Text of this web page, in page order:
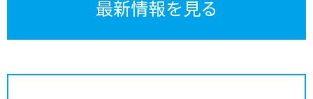
最新情報を見る